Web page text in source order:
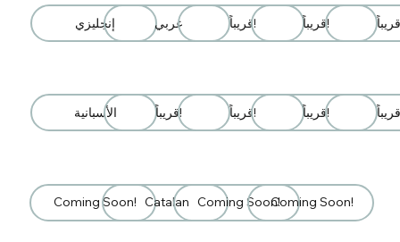
إنجليزي عربي قريباً! قريباً!
الأسبانية قريباً! قريباً! قريباً!
Coming Soon! Catalan Coming Soon!Coming Soon!